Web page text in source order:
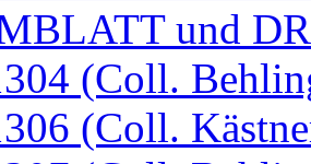
und
(Coll.
(Coll.